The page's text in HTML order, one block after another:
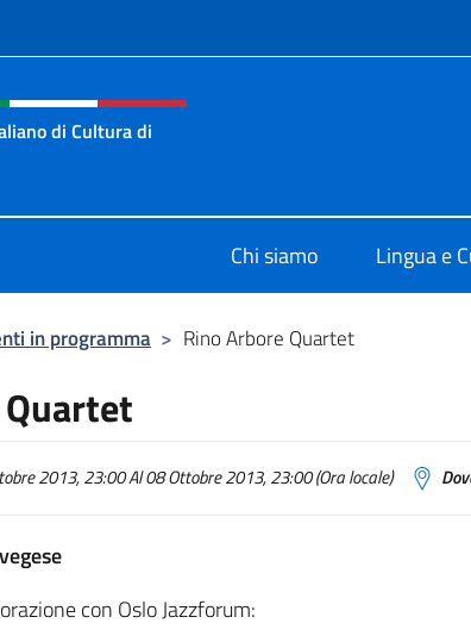
social e menù
di Cultura di
Chi siamo Lingua e
in programma > Rino Arbore Quartet
2013, 23:00 Al 08 Ottobre 2013, 23:00 (Ora locale)
con Oslo Jazzforum: